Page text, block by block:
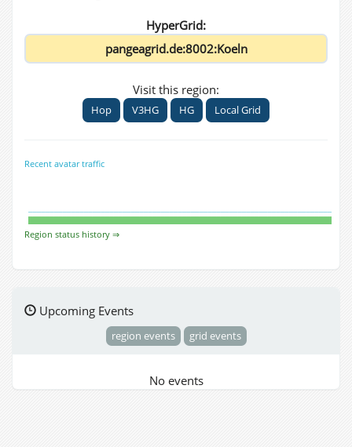
HyperGrid:
Visit this region:
Hop V3HG HG Local Grid
Recent avatar traffic
Region status history ⇒
Upcoming Events
region events grid events
No events